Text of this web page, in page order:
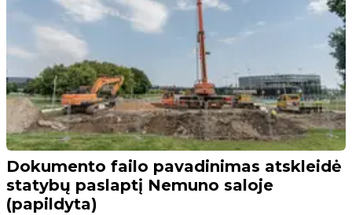
Dokumento failo pavadinimas atskleidė
statybų paslaptį Nemuno saloje
(papildyta)